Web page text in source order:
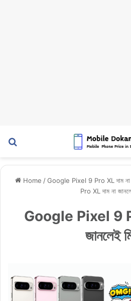
Home /Google Pixel 9 Pro XL দাম না
Pro XL দাম না
Google Pixel 9
জানলেই